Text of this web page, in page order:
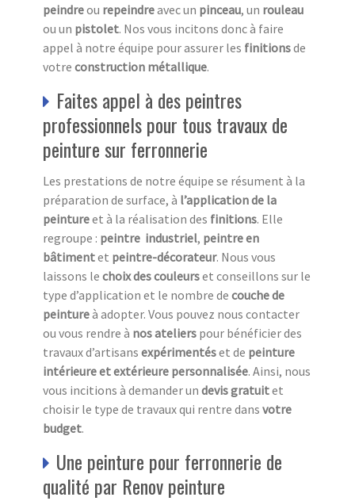
peindreou repeindreavec un pinceau, un rouleau
ou un pistolet. Nos vous incitons donc à faire
appel à notre équipe pour assurer les finitionsde
votre construction métallique.
Faites appel à des peintres
professionnels pour tous travaux de
peinture sur ferronnerie
Les prestations de notre équipe se résument à la
préparation de surface, à l’application de la
peintureet à la réalisation des finitions. Elle
regroupe : peintre industriel, peintre en
bâtimentet peintre-décorateur. Nous vous
laissons le choix des couleurset conseillons sur le
type d’application et le nombre de couche de
peintureà adopter. Vous pouvez nous contacter
ou vous rendre à nos ateliers pour bénéficier des
travaux d’artisans expérimentéset de peinture
intérieure et extérieure personnalisée. Ainsi, nous
vous incitions à demander un devis gratuitet
choisir le type de travaux qui rentre dans votre
budget.
Une peinture pour ferronnerie de
qualité par Renov peinture